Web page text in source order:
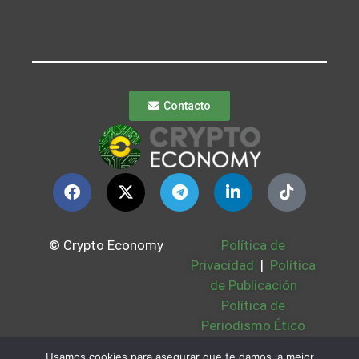
Contacto
© Crypto Economy
Política de
Privacidad | Política
de Publicación
Política de
Periodismo Ético